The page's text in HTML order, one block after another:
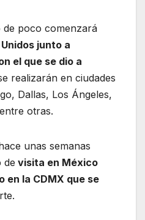
de poco comenzará
junto a
el que se dio a
realizarán en ciudades
Dallas, Los Ángeles,
otras.
unas semanas
de visita en México
en la CDMX que se